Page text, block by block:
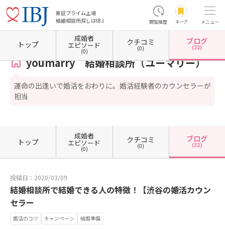
東証プライム上場
結婚相談所探しはIBJ
閲覧履歴 キープ メニュー
ホーム 東京都の結婚相談所 東京都渋谷区 youmarry 結婚相談所（ユーマリー）
youmarry 結婚相談所（ユーマリー）
運命の出逢いで婚活をおわりに。婚活経験者のカウンセラーが
担当
トップ
成婚者
エピソード
(0)
クチコミ
(0)
ブログ
(32)
トップ
成婚者
エピソード
(0)
クチコミ
(0)
ブログ
(32)
投稿日：2020/03/09
結婚相談所で結婚できる人の特徴！【渋谷の婚活カウン
セラー
婚活のコツ キャンペーン 結婚準備